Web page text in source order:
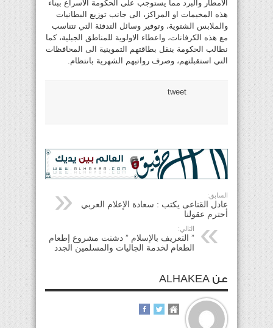
الامطار والبرد مما يستوجب على الحكومة الاسراع ببناء
هذه المخيمات او المراكز، الى جانب توزيع البطانيات
والملابس الشتوية، وتوفير وسائل التدفئة التي تتناسب
مع هذه الكرفانات، واعطاء الاولوية للمناطق الجبلية، كما
نطالب الحكومة بنقل بطاقتهم التموينية الى المحافظات
التي استقبلتهم، وصرف رواتبهم الشهرية بانتظام.
tweet
السابق:
عادل القناعى يكتب : سعادة الإعلام العربي
أحترم عقولنا
التالي:
” التعريف بالإسلام ” دشنت مشروع إطعام
الطعام لخدمة الجاليات والمسلمين الجدد
عن ALHAKEA